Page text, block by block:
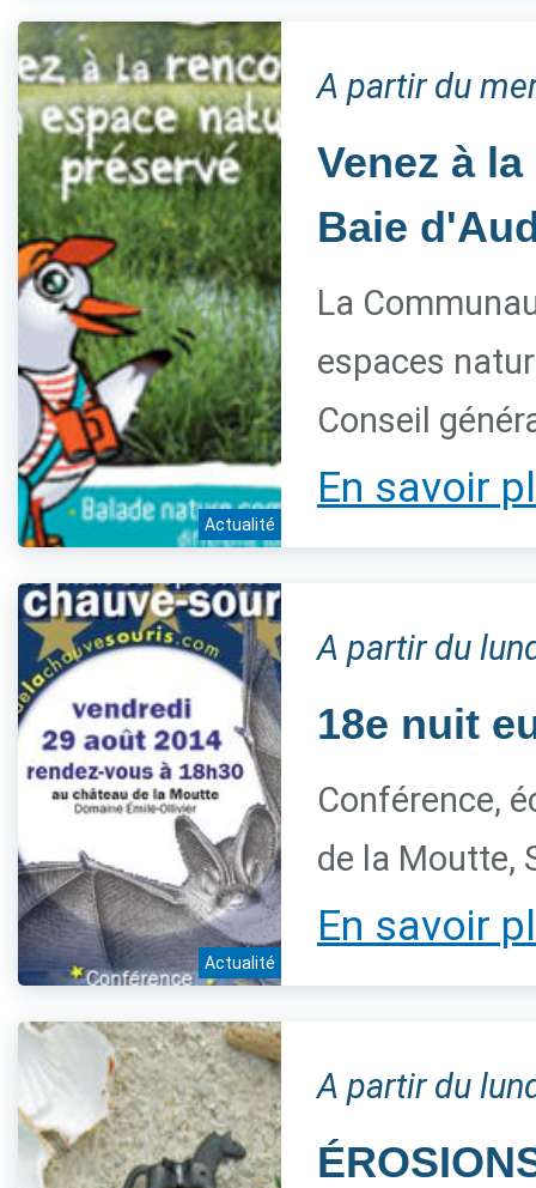
Actualité
A partir du
Venez à
Baie
La
espaces
Conseil
En savoir
Actualité
A partir du
18e nuit
Conférence,
de la Moutte,
En savoir
A partir du